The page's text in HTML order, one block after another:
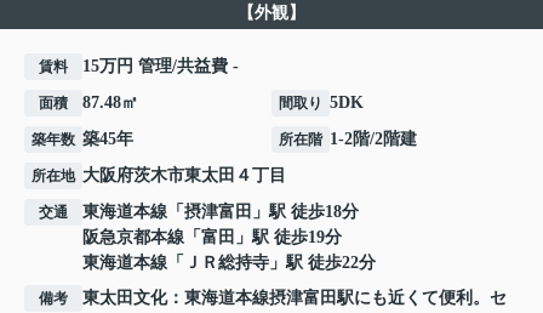
【外観】
賃料 15万円 管理/共益費 -
面積 87.48㎡ 間取り 5DK
築年数 築45年 所在階 1-2階/2階建
所在地 大阪府茨木市東太田 ４丁目
交通 東海道本線 「 摂津富田 」駅 徒歩18分
阪急京都本線 「 富田 」駅 徒歩19分
東海道本線 「 ＪＲ総持寺 」駅 徒歩22分
備考
東太田文化：東海道本線摂津富田駅にも近くて便利。セ